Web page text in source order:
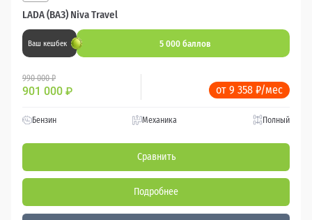
LADA (ВАЗ) Niva Travel
Ваш кешбек 5 000 баллов
990 000 ₽
901 000 ₽ от 9 358 ₽/мес
Бензин Механика Полный
Сравнить
Подробнее